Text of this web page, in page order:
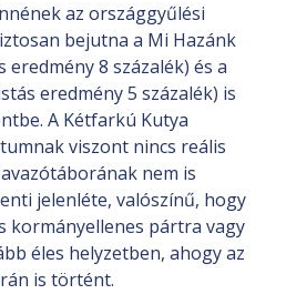
az országgyűlési
bejutna a Mi Hazánk
8 százalék) és a
eredmény 5 százalék) is
A Kétfarkú Kutya
viszont nincs reális
nem is
jelenléte, valószínű, hogy
kormányellenes pártra vagy
éles helyzetben, ahogy az
is történt.